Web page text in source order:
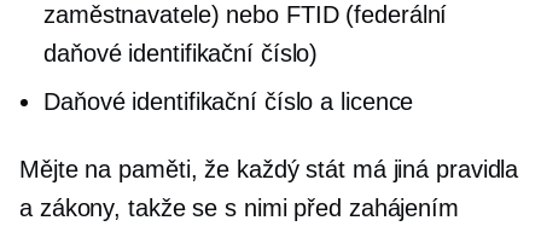
zaměstnavatele) nebo FTID (federální
daňové identifikační číslo)
Daňové identifikační číslo a licence
Mějte na paměti, že každý stát má jiná pravidla
a zákony, takže se s nimi před zahájením